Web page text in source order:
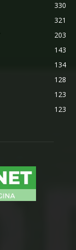
330
321
203
143
134
128
123
123